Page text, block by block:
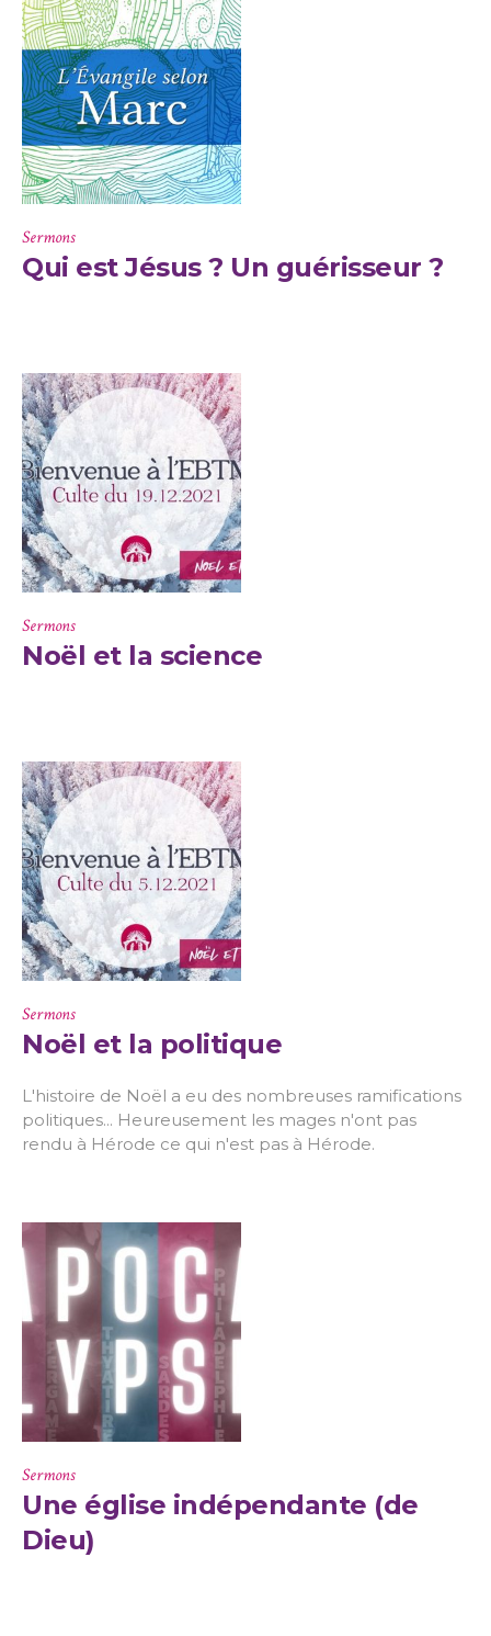
Sermons
Qui est Jésus ? Un guérisseur ?
Sermons
Noël et la science
Sermons
Noël et la politique
L'histoire de Noël a eu des nombreuses ramifications
politiques... Heureusement les mages n'ont pas
rendu à Hérode ce qui n'est pas à Hérode.
Sermons
Une église indépendante (de
Dieu)